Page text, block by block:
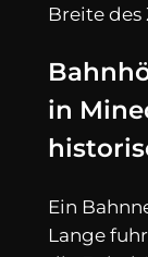
Breite des
in
Ein
Lange